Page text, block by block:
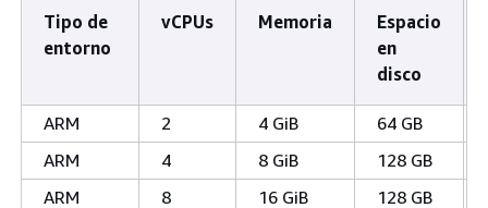
Tipo de
entorno
vCPUs Memoria
Espacio
en
disco
ARM 2 4 GiB 64 GB
ARM 4 8 GiB 128 GB
ARM 8 16 GiB 128 GB